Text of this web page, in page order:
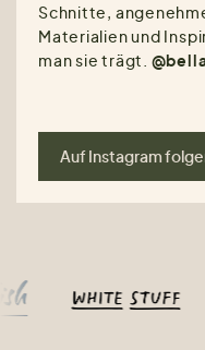
Schnitte,
Materialien und
man sie trägt.
Auf Instagram